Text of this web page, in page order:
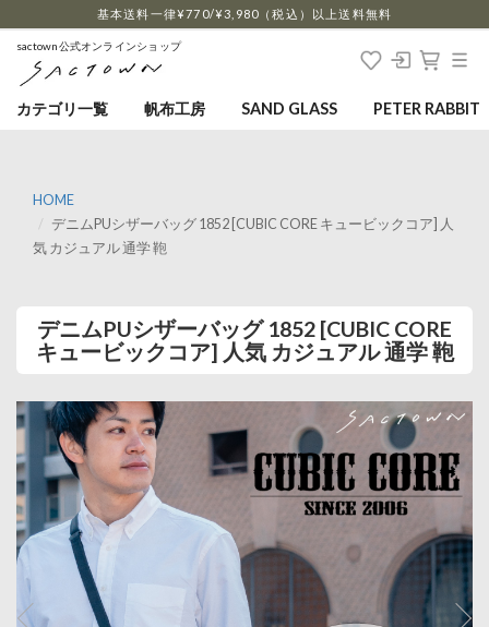
基本送料一律¥770/¥3,980（税込）以上送料無料
sactown公式オンラインショップ
カテゴリ一覧 帆布工房 SAND GLASS PETER RABBIT
HOME
デニムPUシザーバッグ 1852 [CUBIC CORE キュービックコア] 人
気 カジュアル 通学 鞄
デニムPUシザーバッグ 1852 [CUBIC CORE
キュービックコア] 人気 カジュアル 通学 鞄